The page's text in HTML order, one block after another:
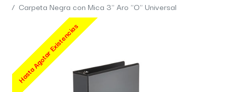
Carpeta Negra con Mica 3" Aro "O" Universal
Hasta Agotar Existencias